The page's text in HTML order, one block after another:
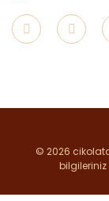
© 2026
bilgileriniz